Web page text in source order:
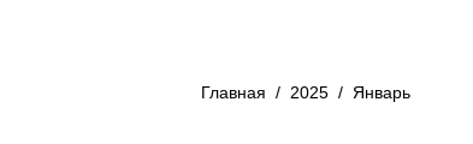
Главная / 2025/ Январь